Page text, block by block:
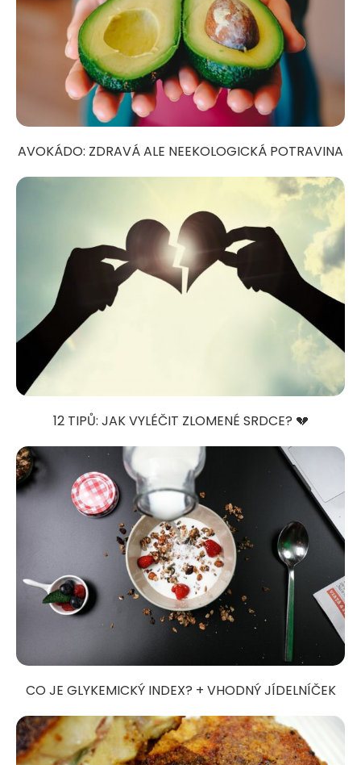
AVOKÁDO: ZDRAVÁ ALE NEEKOLOGICKÁ POTRAVINA
12 TIPŮ: JAK VYLÉČIT ZLOMENÉ SRDCE? 💔
CO JE GLYKEMICKÝ INDEX? + VHODNÝ JÍDELNÍČEK